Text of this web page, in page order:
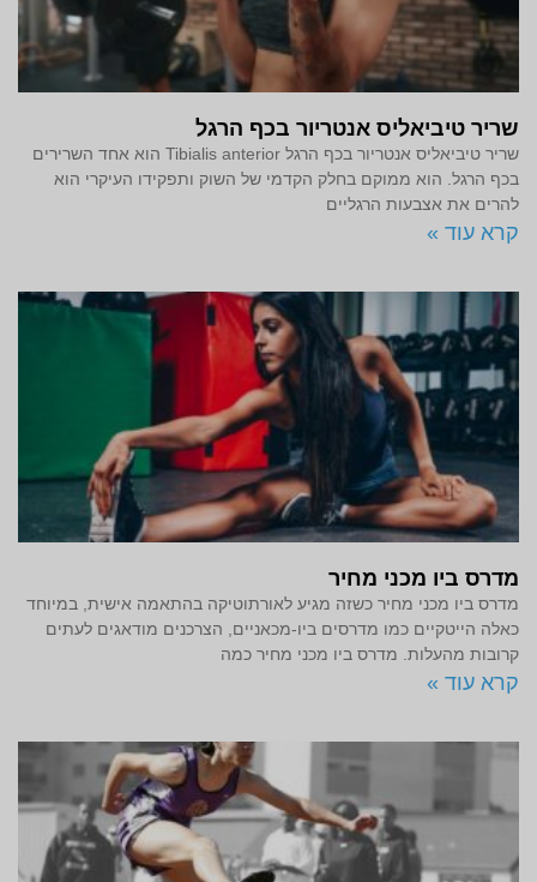
שריר טיביאליס אנטריור בכף הרגל
שריר טיביאליס אנטריור בכף הרגל Tibialis anterior הוא אחד השרירים
בכף הרגל. הוא ממוקם בחלק הקדמי של השוק ותפקידו העיקרי הוא
להרים את אצבעות הרגליים
קרא עוד »
מדרס ביו מכני מחיר
מדרס ביו מכני מחיר כשזה מגיע לאורתוטיקה בהתאמה אישית, במיוחד
כאלה הייטקיים כמו מדרסים ביו-מכאניים, הצרכנים מודאגים לעתים
קרובות מהעלות. מדרס ביו מכני מחיר כמה
קרא עוד »